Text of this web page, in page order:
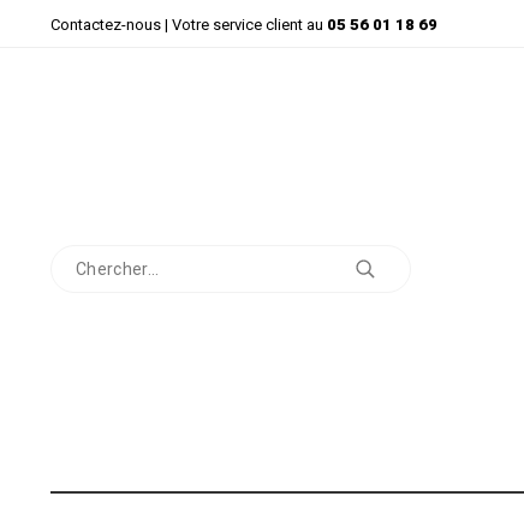
Contactez-nous| Votre service client au 05 56 01 18 69